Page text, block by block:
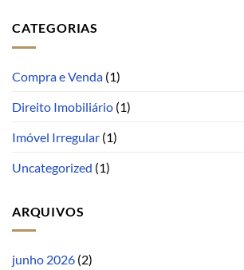
CATEGORIAS
Compra e Venda (1)
Direito Imobiliário (1)
Imóvel Irregular (1)
Uncategorized (1)
ARQUIVOS
junho 2026 (2)